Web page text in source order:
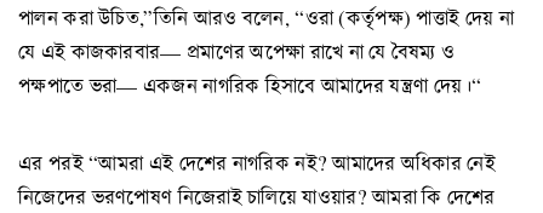
পালন করা উচিত,”তিনি আরও বলেন, “ওরা (কর্তৃপক্ষ) পাত্তাই দেয় না
যে এই কাজকারবার— প্রমাণের অপেক্ষা রাখে না যে বৈষম্য ও
পক্ষপাতে ভরা— একজন নাগরিক হিসাবে আমাদের যন্ত্রণা দেয়।“
এর পরই “আমরা এই দেশের নাগরিক নই? আমাদের অধিকার নেই
নিজেদের ভরণপোষণ নিজেরাই চালিয়ে যাওয়ার? আমরা কি দেশের